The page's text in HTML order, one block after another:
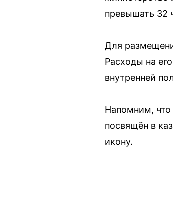
превышать 32
Для
Расходы на
внутренней
Напомним, что
посвящён в
икону.